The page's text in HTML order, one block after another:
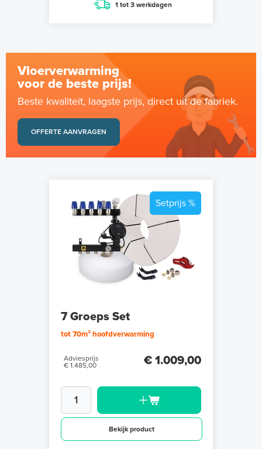
1 tot 3 werkdagen
Vloerverwarming
voor de beste prijs!
Beste kwaliteit, laagste prijs, direct uit de fabriek.
OFFERTE AANVRAGEN
Setprijs %
7 Groeps Set
tot 70m² hoofdverwarming
Adviesprijs
€ 1.485,00
€ 1.009,00
Bekijk product